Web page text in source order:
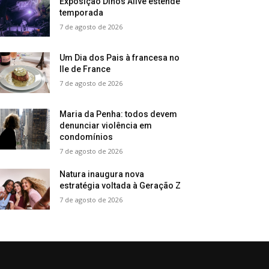
temporada
7 de agosto de 2026
Um Dia dos Pais à francesa no
Ile de France
7 de agosto de 2026
Maria da Penha: todos devem
denunciar violência em
condomínios
7 de agosto de 2026
Natura inaugura nova
estratégia voltada à Geração Z
7 de agosto de 2026